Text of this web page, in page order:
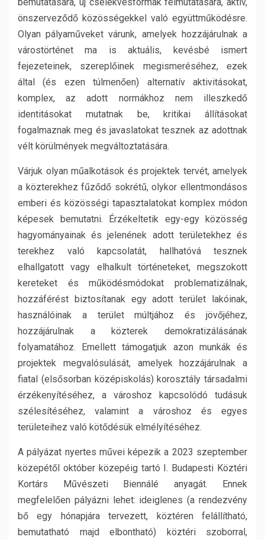
önszerveződő közösségekkel való együttműködésre.
Olyan pályaműveket várunk, amelyek hozzájárulnak a
várostörténet ma is aktuális, kevésbé ismert
fejezeteinek, szereplőinek megismeréséhez, ezek
által (és ezen túlmenően) alternatív aktivitásokat,
komplex, az adott normákhoz nem illeszkedő
identitásokat mutatnak be, kritikai állításokat
fogalmaznak meg és javaslatokat tesznek az adottnak
vélt körülmények megváltoztatására.
Várjuk olyan műalkotások és projektek tervét, amelyek
a közterekhez fűződő sokrétű, olykor ellentmondásos
emberi és közösségi tapasztalatokat komplex módon
képesek bemutatni. Érzékeltetik egy-egy közösség
hagyományainak és jelenének adott területekhez és
terekhez való kapcsolatát, hallhatóvá tesznek
elhallgatott vagy elhalkult történeteket, megszokott
kereteket és működésmódokat problematizálnak,
hozzáférést biztosítanak egy adott terület lakóinak,
használóinak a terület múltjához és jövőjéhez,
hozzájárulnak a közterek demokratizálásának
folyamatához. Emellett támogatjuk azon munkák és
projektek megvalósulását, amelyek hozzájárulnak a
fiatal (elsősorban középiskolás) korosztály társadalmi
érzékenyítéséhez, a városhoz kapcsolódó tudásuk
szélesítéséhez, valamint a városhoz és egyes
területeihez való kötődésük elmélyítéséhez.
A pályázat nyertes művei képezik a 2023 szeptember
közepétől október közepéig tartó I. Budapesti Köztéri
Kortárs Művészeti Biennálé anyagát. Ennek
megfelelően pályázni lehet: ideiglenes (a rendezvény
bő egy hónapjára tervezett, köztéren felállítható,
bemutatható majd elbontható) köztéri szoborral,